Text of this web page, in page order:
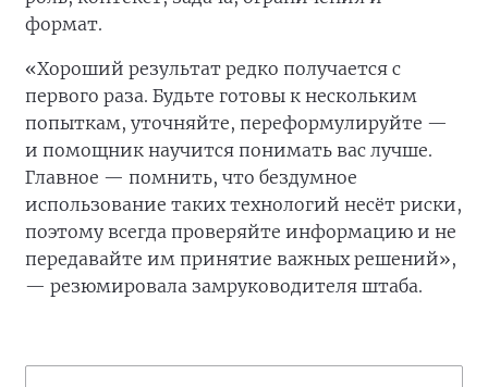
формат.
«Хороший результат редко получается с
первого раза. Будьте готовы к нескольким
попыткам, уточняйте, переформулируйте —
и помощник научится понимать вас лучше.
Главное — помнить, что бездумное
использование таких технологий несёт риски,
поэтому всегда проверяйте информацию и не
передавайте им принятие важных решений»,
— резюмировала замруководителя штаба.